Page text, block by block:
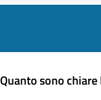
Quanto sono